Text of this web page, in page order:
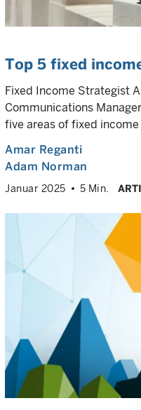
Top 5 fixed
Fixed Income Strategist
Communications
five areas of fixed
Amar Reganti
Adam Norman
Januar 2025 5 Min.